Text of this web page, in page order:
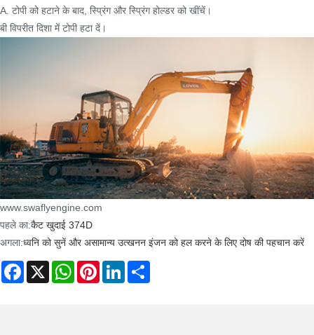
A. टोपी को हटाने के बाद, स्प्रिंग और स्प्रिंग होल्डर को खींचें।
बी विपरीत दिशा में टोपी हटा दें।
www.swaflyengine.com
पहले का:कैट खुदाई 374D
अगला:ध्वनि को सुनें और असामान्य उत्खनन इंजन को हल करने के लिए दोष की पहचान करें
Facebook
X WhatsAppPinterestLinkedIn